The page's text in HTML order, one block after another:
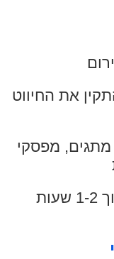
את החיווט
מפסקי